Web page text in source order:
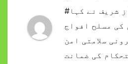
#وزیراعظم شہباز شریف نے کہا
کی مسلح افواج
سلامتی امن
کی ضمانت